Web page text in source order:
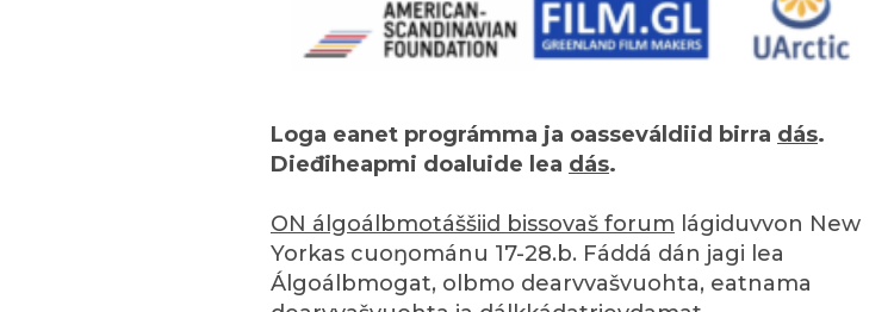
Loga eanet prográmma ja oasseváldiid birra dás.
Dieđiheapmi doaluide lea dás.
ON álgoálbmotáššiid bissovaš forum lágiduvvon New
Yorkas cuoŋománu 17-28.b. Fáddá dán jagi lea
Álgoálbmogat, olbmo dearvvašvuohta, eatnama